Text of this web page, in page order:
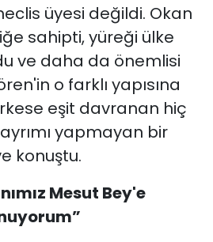
üyesi değildi. Okan
sahipti, yüreği ülke
ve daha da önemlisi
o farklı yapısına
eşit davranan hiç
yapmayan bir
konuştu.
Mesut Bey'e